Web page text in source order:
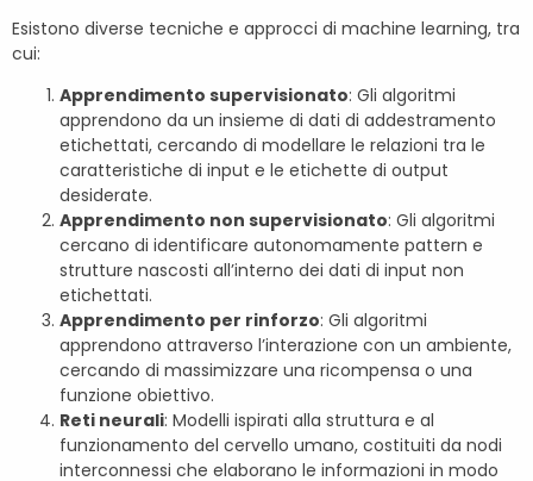
Esistono diverse tecniche e approcci di machine learning, tra
cui:
Apprendimento supervisionato: Gli algoritmi
apprendono da un insieme di dati di addestramento
etichettati, cercando di modellare le relazioni tra le
caratteristiche di input e le etichette di output
desiderate.
Apprendimento non supervisionato: Gli algoritmi
cercano di identificare autonomamente pattern e
strutture nascosti all’interno dei dati di input non
etichettati.
Apprendimento per rinforzo: Gli algoritmi
apprendono attraverso l’interazione con un ambiente,
cercando di massimizzare una ricompensa o una
funzione obiettivo.
Reti neurali: Modelli ispirati alla struttura e al
funzionamento del cervello umano, costituiti da nodi
interconnessi che elaborano le informazioni in modo